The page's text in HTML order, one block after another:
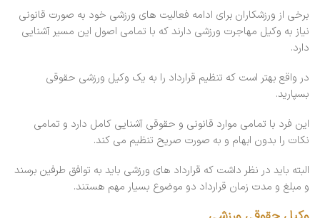
برخی از ورزشکاران برای ادامه فعالیت های ورزشی خود به صورت قانونی
نیاز به وکیل مهاجرت ورزشی دارند که با تمامی اصول این مسیر آشنایی
دارد.
در واقع بهتر است که تنظیم قرارداد را به یک وکیل ورزشی حقوقی
بسپارید.
این فرد با تمامی موارد قانونی و حقوقی آشنایی کامل دارد و تمامی
نکات را بدون ابهام و به صورت صریح تنظیم می کند.
البته باید در نظر داشت که قرارداد های ورزشی باید به توافق طرفین برسند
و مبلغ و مدت زمان قرارداد دو موضوع بسیار مهم هستند.